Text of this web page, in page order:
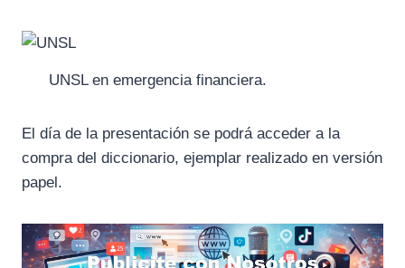
UNSL en emergencia financiera.
El día de la presentación se podrá acceder a la
compra del diccionario, ejemplar realizado en versión
papel.